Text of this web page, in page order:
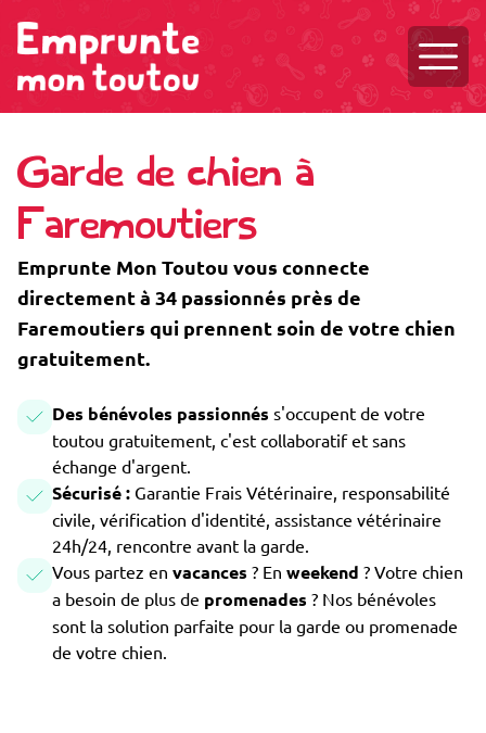
Garde de chien à
Faremoutiers
Emprunte Mon Toutou vous connecte
directement à 34 passionnés près de
Faremoutiers qui prennent soin de votre chien
gratuitement.
Des bénévoles passionnés s'occupent de votre
toutou gratuitement, c'est collaboratif et sans
échange d'argent.
Sécurisé : Garantie Frais Vétérinaire, responsabilité
civile, vérification d'identité, assistance vétérinaire
24h/24, rencontre avant la garde.
Vous partez en vacances ? En weekend ? Votre chien
a besoin de plus de promenades ? Nos bénévoles
sont la solution parfaite pour la garde ou promenade
de votre chien.